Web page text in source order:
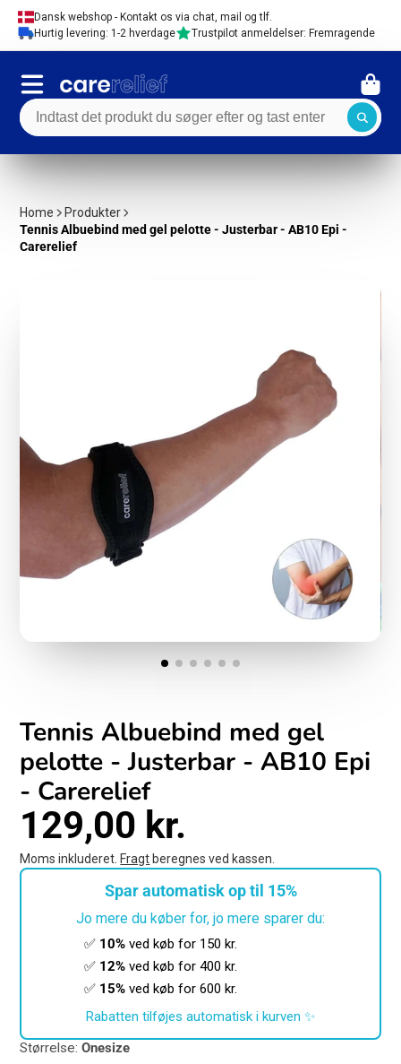
Dansk webshop - Kontakt os via chat, mail og tlf.
Hurtig levering: 1-2 hverdage
Trustpilot anmeldelser: Fremragende
Home
Produkter
Tennis Albuebind med gel pelotte - Justerbar - AB10 Epi -
Carerelief
Tennis Albuebind med gel
pelotte - Justerbar - AB10 Epi
- Carerelief
129,00 kr.
Moms inkluderet.Fragtberegnes ved kassen.
Spar automatisk op til 15%
Jo mere du køber for, jo mere sparer du:
✅ 10% ved køb for 150 kr.
✅ 12% ved køb for 400 kr.
✅ 15% ved køb for 600 kr.
Rabatten tilføjes automatisk i kurven ✨
Størrelse:Onesize